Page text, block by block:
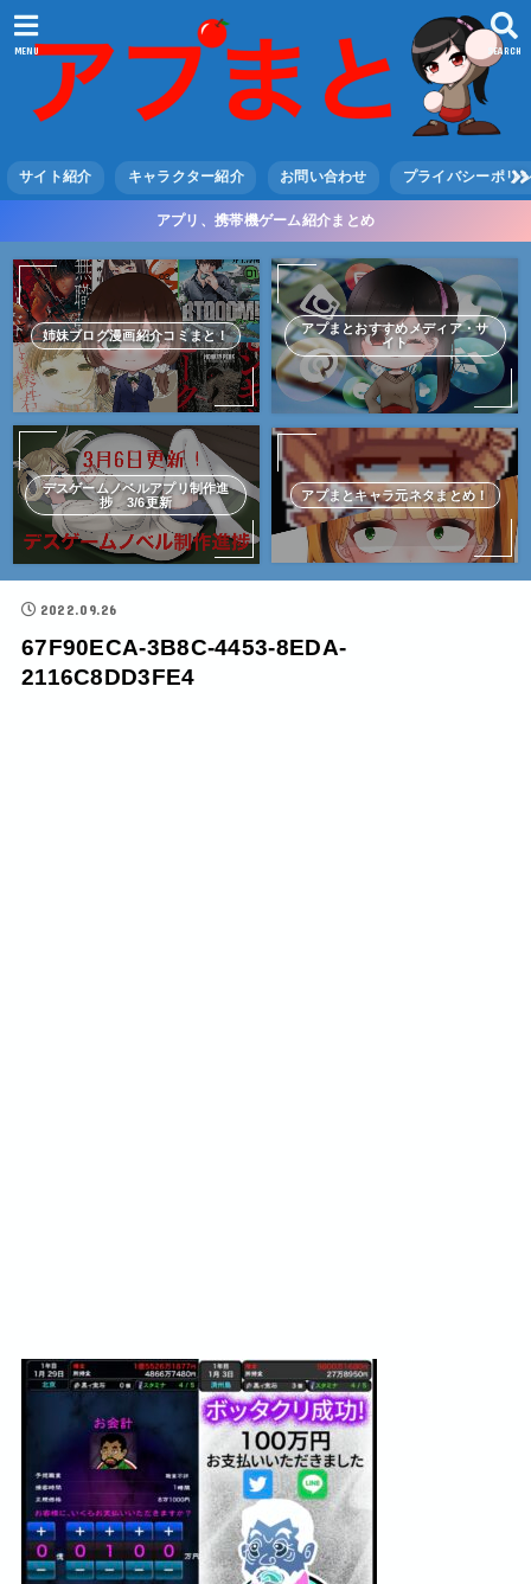
SEARCH
MENU
サイト紹介 キャラクター紹介 お問い合わせ プライバシーポリ
アプリ、携帯機ゲーム紹介まとめ
姉妹ブログ漫画紹介コミまと！
アプまとおすすめメディア・サ
イト
デスゲームノベルアプリ制作進
捗 3/6更新
アプまとキャラ元ネタまとめ！
2022.09.26
67F90ECA-3B8C-4453-8EDA-
2116C8DD3FE4